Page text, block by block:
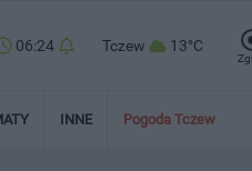
06:24 Tczew 13°C
INNE Pogoda Tczew